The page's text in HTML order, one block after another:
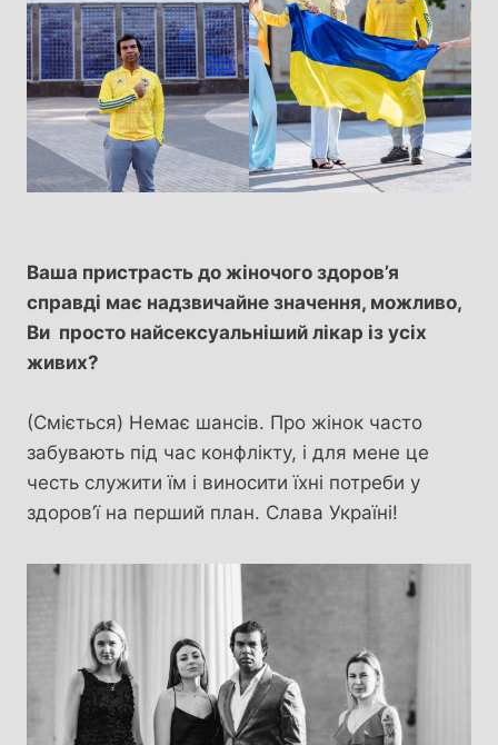
Ваша пристрасть до жіночого здоров’я
справді має надзвичайне значення, можливо,
Ви просто найсексуальніший лікар із усіх
живих?
(Сміється) Немає шансів. Про жінок часто
забувають під час конфлікту, і для мене це
честь служити їм і виносити їхні потреби у
здоров’ї на перший план. Слава Україні!